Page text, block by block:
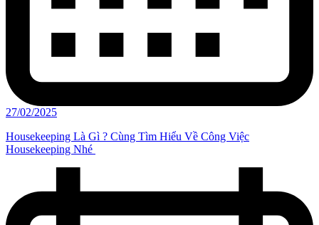
27/02/2025
Housekeeping Là Gì ? Cùng Tìm Hiểu Về Công Việc
Housekeeping Nhé